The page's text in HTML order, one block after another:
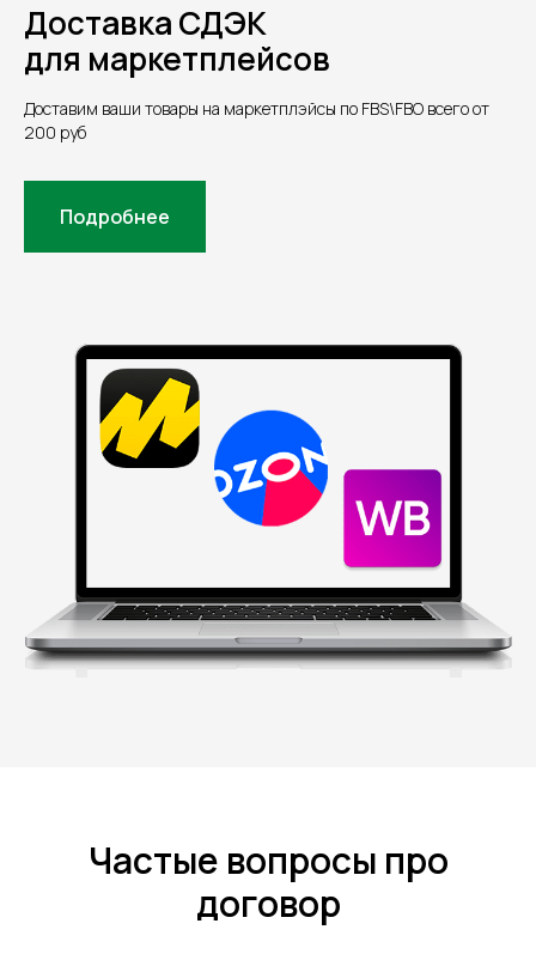
Доставка СДЭК
для маркетплейсов
Доставим ваши товары на маркетплэйсы по FBS\FBO всего от
200 руб
Подробнее
Частые вопросы про
договор